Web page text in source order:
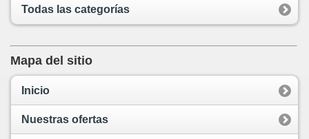
Todas las categorías
Mapa del sitio
Inicio
Nuestras ofertas